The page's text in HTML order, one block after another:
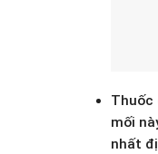
Thuốc
mối
nhất